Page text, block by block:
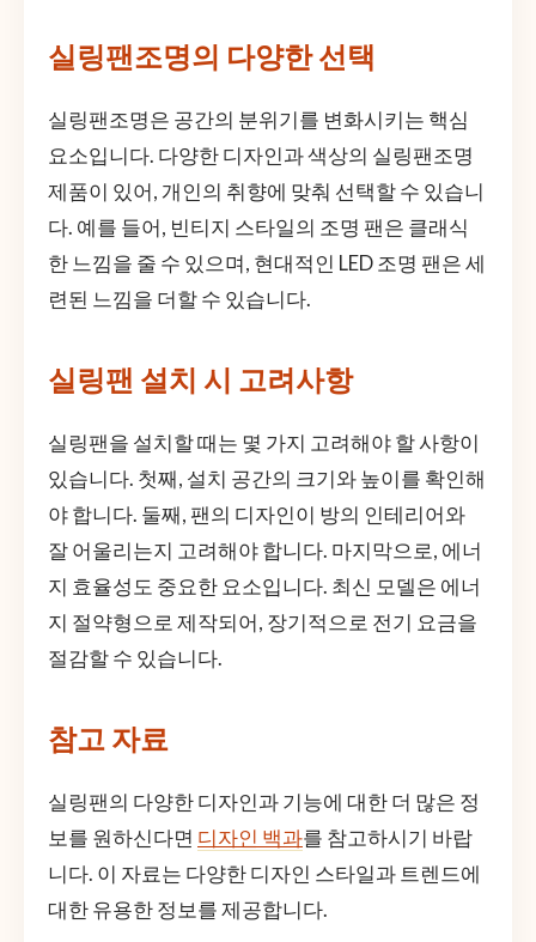
실링팬조명의 다양한 선택
실링팬조명은 공간의 분위기를 변화시키는 핵심
요소입니다. 다양한 디자인과 색상의 실링팬조명
제품이 있어, 개인의 취향에 맞춰 선택할 수 있습니
다. 예를 들어, 빈티지 스타일의 조명 팬은 클래식
한 느낌을 줄 수 있으며, 현대적인 LED 조명 팬은 세
련된 느낌을 더할 수 있습니다.
실링팬 설치 시 고려사항
실링팬을 설치할 때는 몇 가지 고려해야 할 사항이
있습니다. 첫째, 설치 공간의 크기와 높이를 확인해
야 합니다. 둘째, 팬의 디자인이 방의 인테리어와
잘 어울리는지 고려해야 합니다. 마지막으로, 에너
지 효율성도 중요한 요소입니다. 최신 모델은 에너
지 절약형으로 제작되어, 장기적으로 전기 요금을
절감할 수 있습니다.
참고 자료
실링팬의 다양한 디자인과 기능에 대한 더 많은 정
보를 원하신다면 디자인 백과를 참고하시기 바랍
니다. 이 자료는 다양한 디자인 스타일과 트렌드에
대한 유용한 정보를 제공합니다.